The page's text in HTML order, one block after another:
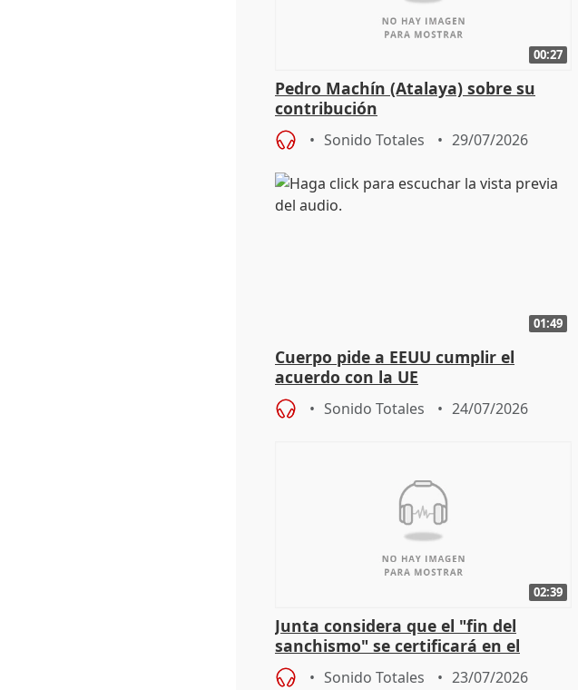
00:27
Pedro Machín (Atalaya) sobre su
contribución
Sonido Totales 29/07/2026
01:49
Cuerpo pide a EEUU cumplir el
acuerdo con la UE
Sonido Totales 24/07/2026
02:39
Junta considera que el "fin del
sanchismo" se certificará en el
Congreso con la "caída" del techo de
Sonido Totales 23/07/2026